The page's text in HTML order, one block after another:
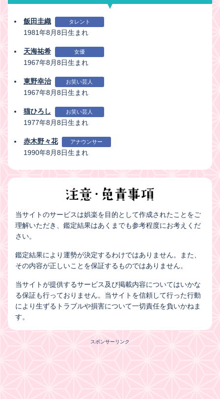
飯田圭織 タレント
1981年8月8日生まれ
天海祐希 女優
1967年8月8日生まれ
東野幸治 お笑い芸人
1967年8月8日生まれ
猫ひろし お笑い芸人
1977年8月8日生まれ
赤木野々花 アナウンサー
1990年8月8日生まれ
当サイトのサービスは娯楽を目的として作成されたことをご
理解いただき、鑑定結果はあくまでも参考程度にお考えくだ
さい。
鑑定結果により運勢が決定するわけではありません。また、
その内容が正しいことを保証するものではありません。
当サイトが提供するサービス及び掲載内容についてはいかな
る保証も行っておりません。当サイトを信頼して行った行動
により生ずるトラブルや損害について一切責任を負いかねま
す。
スポンサーリンク